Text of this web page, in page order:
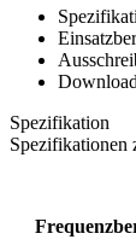
Spezifikation
Spezifikationen